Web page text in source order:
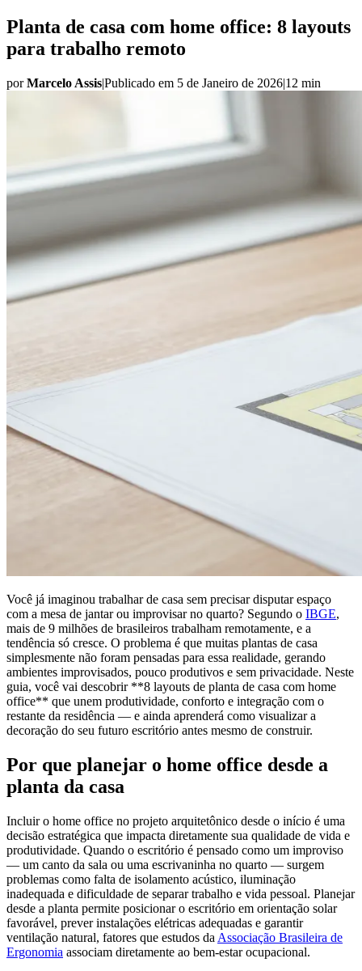
Planta de casa com home office: 8 layouts
para trabalho remoto
porMarcelo Assis|Publicado em 5 de Janeiro de 2026|12 min
Você já imaginou trabalhar de casa sem precisar disputar espaço
com a mesa de jantar ou improvisar no quarto? Segundo o IBGE,
mais de 9 milhões de brasileiros trabalham remotamente, e a
tendência só cresce. O problema é que muitas plantas de casa
simplesmente não foram pensadas para essa realidade, gerando
ambientes improvisados, pouco produtivos e sem privacidade. Neste
guia, você vai descobrir **8 layouts de planta de casa com home
office** que unem produtividade, conforto e integração com o
restante da residência — e ainda aprenderá como visualizar a
decoração do seu futuro escritório antes mesmo de construir.
Por que planejar o home office desde a
planta da casa
Incluir o home office no projeto arquitetônico desde o início é uma
decisão estratégica que impacta diretamente sua qualidade de vida e
produtividade. Quando o escritório é pensado como um improviso
— um canto da sala ou uma escrivaninha no quarto — surgem
problemas como falta de isolamento acústico, iluminação
inadequada e dificuldade de separar trabalho e vida pessoal. Planejar
desde a planta permite posicionar o escritório em orientação solar
favorável, prever instalações elétricas adequadas e garantir
ventilação natural, fatores que estudos da Associação Brasileira de
Ergonomia associam diretamente ao bem-estar ocupacional.